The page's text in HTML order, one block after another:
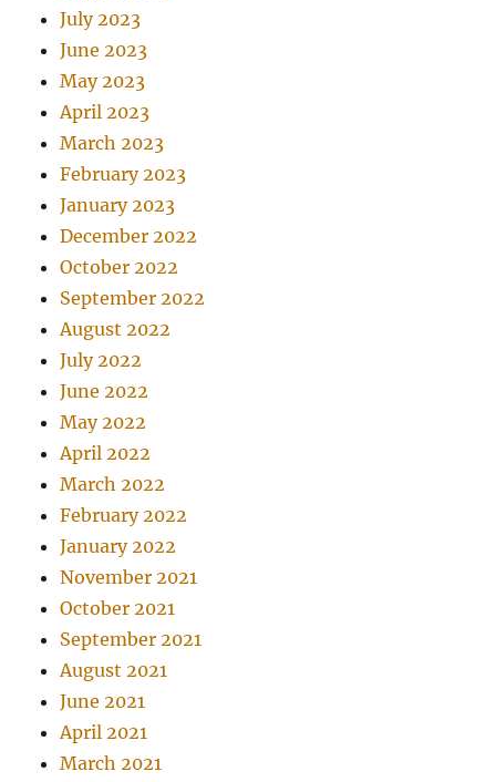
July 2023
June 2023
May 2023
April 2023
March 2023
February 2023
January 2023
December 2022
October 2022
September 2022
August 2022
July 2022
June 2022
May 2022
April 2022
March 2022
February 2022
January 2022
November 2021
October 2021
September 2021
August 2021
June 2021
April 2021
March 2021